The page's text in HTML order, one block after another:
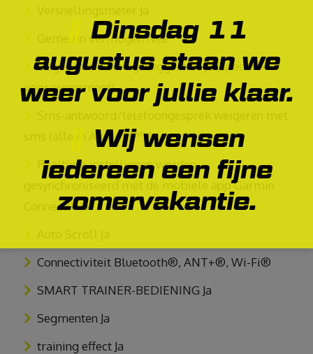
Gemeten vermogen Nee
Dagelijkse trainingssuggesties Ja (specifiek
voor evenement)
sms (alleen Android™) Ja
Realtime instellingen worden
gesynchroniseerd met de mobiele app Garmin
Connect™ Ja
Connectiviteit Bluetooth®, ANT+®, Wi-Fi®
SMART TRAINER-BEDIENING Ja
Segmenten Ja
training effect Ja
Dinsdag 11
augustus staan we
weer voor jullie klaar.
Wij wensen
iedereen een fijne
zomervakantie.